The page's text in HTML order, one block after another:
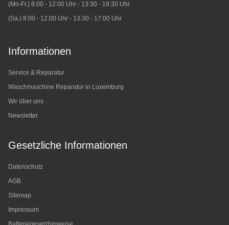
(Mo-Fr.) 8:00 - 12:00 Uhr - 13:30 - 18:30 Uhr
(Sa.) 8:00 - 12:00 Uhr - 13:30 - 17:00 Uhr
Informationen
Service & Reparatur
Waschmaschine Reparatur in Luxemburg
Wir über uns
Newsletter
Gesetzliche Informationen
Datenschutz
AGB
Sitemap
Impressum